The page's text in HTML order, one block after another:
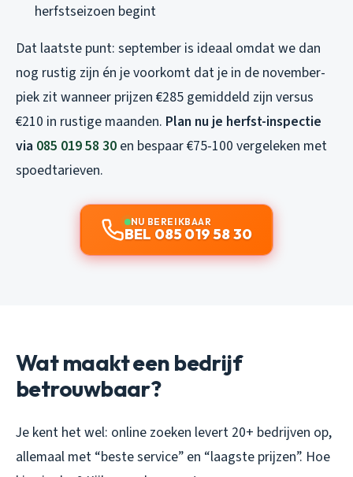
herfstseizoen begint
Dat laatste punt: september is ideaal omdat we dan
nog rustig zijn én je voorkomt dat je in de november-
piek zit wanneer prijzen €285 gemiddeld zijn versus
€210 in rustige maanden. Plan nu je herfst-inspectie
via 085 019 58 30 en bespaar €75-100 vergeleken met
spoedtarieven.
NU BEREIKBAAR
BEL 085 019 58 30
Wat maakt een bedrijf
betrouwbaar?
Je kent het wel: online zoeken levert 20+ bedrijven op,
allemaal met “beste service” en “laagste prijzen”. Hoe